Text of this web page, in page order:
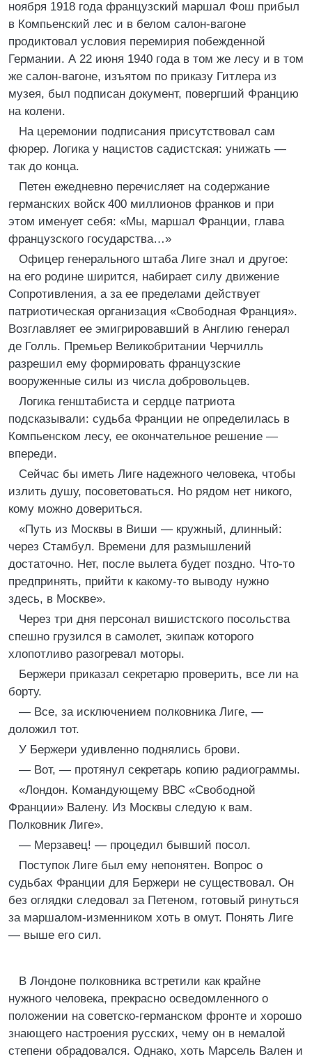
ноября 1918 года французский маршал Фош прибыл
в Компьенский лес и в белом салон-вагоне
продиктовал условия перемирия побежденной
Германии. А 22 июня 1940 года в том же лесу и в том
же салон-вагоне, изъятом по приказу Гитлера из
музея, был подписан документ, повергший Францию
на колени.
На церемонии подписания присутствовал сам
фюрер. Логика у нацистов садистская: унижать —
так до конца.
Петен ежедневно перечисляет на содержание
германских войск 400 миллионов франков и при
этом именует себя: «Мы, маршал Франции, глава
французского государства…»
Офицер генерального штаба Лиге знал и другое:
на его родине ширится, набирает силу движение
Сопротивления, а за ее пределами действует
патриотическая организация «Свободная Франция».
Возглавляет ее эмигрировавший в Англию генерал
де Голль. Премьер Великобритании Черчилль
разрешил ему формировать французские
вооруженные силы из числа добровольцев.
Логика генштабиста и сердце патриота
подсказывали: судьба Франции не определилась в
Компьенском лесу, ее окончательное решение —
впереди.
Сейчас бы иметь Лиге надежного человека, чтобы
излить душу, посоветоваться. Но рядом нет никого,
кому можно довериться.
«Путь из Москвы в Виши — кружный, длинный:
через Стамбул. Времени для размышлений
достаточно. Нет, после вылета будет поздно. Что-то
предпринять, прийти к какому-то выводу нужно
здесь, в Москве».
Через три дня персонал вишистского посольства
спешно грузился в самолет, экипаж которого
хлопотливо разогревал моторы.
Бержери приказал секретарю проверить, все ли на
борту.
— Все, за исключением полковника Лиге, —
доложил тот.
У Бержери удивленно поднялись брови.
— Вот, — протянул секретарь копию радиограммы.
«Лондон. Командующему ВВС «Свободной
Франции» Валену. Из Москвы следую к вам.
Полковник Лиге».
— Мерзавец! — процедил бывший посол.
Поступок Лиге был ему непонятен. Вопрос о
судьбах Франции для Бержери не существовал. Он
без оглядки следовал за Петеном, готовый ринуться
за маршалом-изменником хоть в омут. Понять Лиге
— выше его сил.
В Лондоне полковника встретили как крайне
нужного человека, прекрасно осведомленного о
положении на советско-германском фронте и хорошо
знающего настроения русских, чему он в немалой
степени обрадовался. Однако, хоть Марсель Вален и